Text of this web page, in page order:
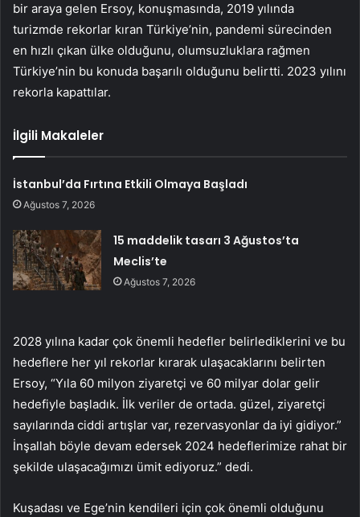
bir araya gelen Ersoy, konuşmasında, 2019 yılında
turizmde rekorlar kıran Türkiye’nin, pandemi sürecinden
en hızlı çıkan ülke olduğunu, olumsuzluklara rağmen
Türkiye’nin bu konuda başarılı olduğunu belirtti. 2023 yılını
rekorla kapattılar.
İlgili Makaleler
İstanbul’da Fırtına Etkili Olmaya Başladı
Ağustos 7, 2026
15 maddelik tasarı 3 Ağustos’ta
Meclis’te
Ağustos 7, 2026
2028 yılına kadar çok önemli hedefler belirlediklerini ve bu
hedeflere her yıl rekorlar kırarak ulaşacaklarını belirten
Ersoy, “Yıla 60 milyon ziyaretçi ve 60 milyar dolar gelir
hedefiyle başladık. İlk veriler de ortada. güzel, ziyaretçi
sayılarında ciddi artışlar var, rezervasyonlar da iyi gidiyor.”
İnşallah böyle devam edersek 2024 hedeflerimize rahat bir
şekilde ulaşacağımızı ümit ediyoruz.” dedi.
Kuşadası ve Ege’nin kendileri için çok önemli olduğunu